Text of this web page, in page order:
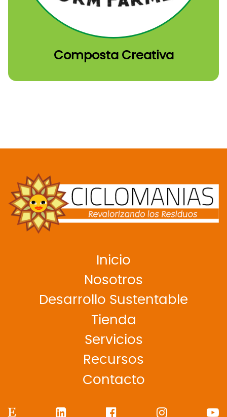
Composta Creativa
Inicio
Nosotros
Desarrollo Sustentable
Tienda
Servicios
Recursos
Contacto